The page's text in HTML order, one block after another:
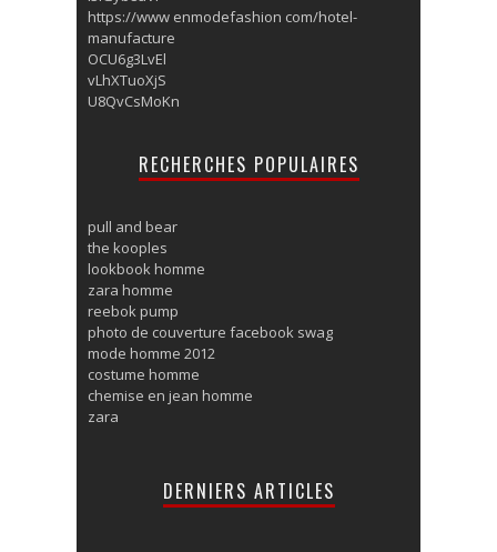
https://www enmodefashion com/hotel-
manufacture
OCU6g3LvEl
vLhXTuoXjS
U8QvCsMoKn
RECHERCHES POPULAIRES
pull and bear
the kooples
lookbook homme
zara homme
reebok pump
photo de couverture facebook swag
mode homme 2012
costume homme
chemise en jean homme
zara
DERNIERS ARTICLES